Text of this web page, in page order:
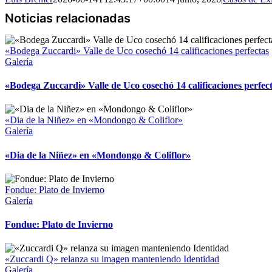
«Bodega Zuccardi» Valle de Uco cosechó 14 calificaciones perfectas
Galería
«Bodega Zuccardi» Valle de Uco cosechó 14 calificaciones
«Dia de la Niñez» en «Mondongo & Coliflor»
Galería
«Dia de la Niñez» en «Mondongo & Coliflor»
Fondue: Plato de Invierno
Galería
Fondue: Plato de Invierno
«Zuccardi Q» relanza su imagen manteniendo Identidad